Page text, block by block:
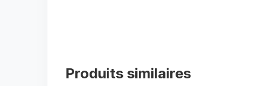
Produits similaires